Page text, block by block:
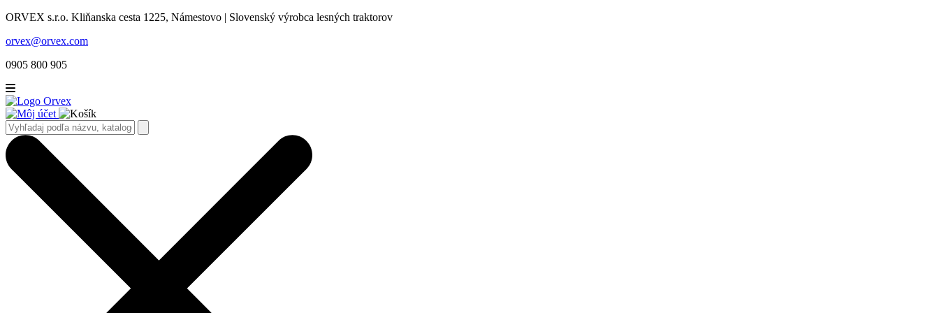
ORVEX s.r.o. Kliňanska cesta 1225, Námestovo | Slovenský výrobca lesných traktorov
orvex@orvex.com
0905 800 905